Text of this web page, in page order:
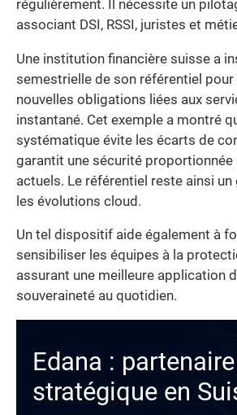
régulièrement. Il nécessite un
associant DSI, RSSI, juristes et
Une institution financière suisse a
semestrielle de son référentiel pour
nouvelles obligations liées aux
instantané. Cet exemple a montré
systématique évite les écarts de
garantit une sécurité proportionnée
actuels. Le référentiel reste ainsi
les évolutions cloud.
Un tel dispositif aide également à
sensibiliser les équipes à la
assurant une meilleure application
souveraineté au quotidien.
Edana :
stratégique en